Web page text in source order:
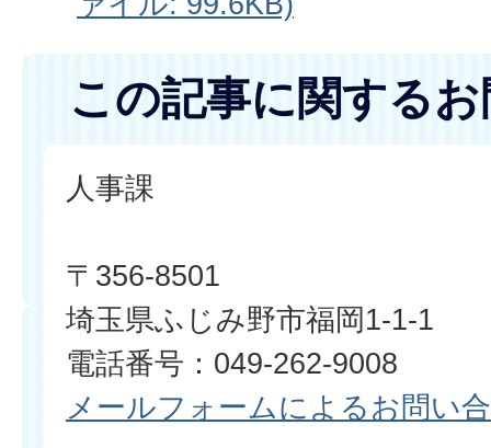
この記事に関する
人事課
〒356-8501
埼玉県ふじみ野市福岡1-1-1
電話番号：049-262-9008
メールフォームによるお問い